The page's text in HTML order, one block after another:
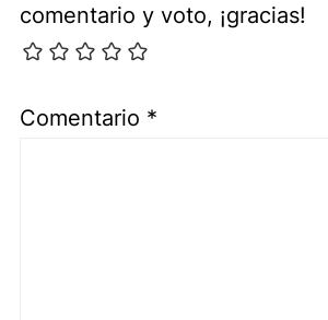
comentario y voto, ¡gracias!
Comentario *